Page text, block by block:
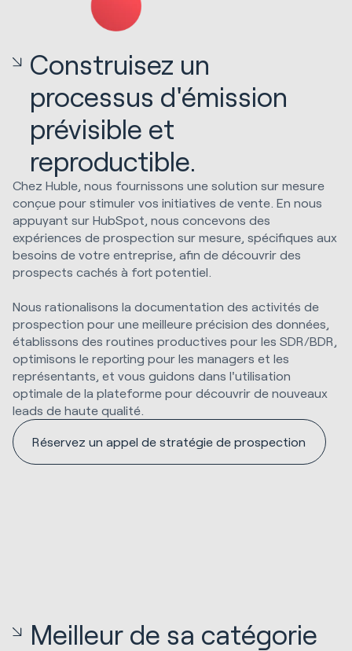
Construisez un
processus d'émission
prévisible et
reproductible.
Chez Huble, nous fournissons une solution sur mesure
conçue pour stimuler vos initiatives de vente. En nous
appuyant sur HubSpot, nous concevons des
expériences de prospection sur mesure, spécifiques aux
besoins de votre entreprise, afin de découvrir des
prospects cachés à fort potentiel.
Nous rationalisons la documentation des activités de
prospection pour une meilleure précision des données,
établissons des routines productives pour les SDR/BDR,
optimisons le reporting pour les managers et les
représentants, et vous guidons dans l'utilisation
optimale de la plateforme pour découvrir de nouveaux
leads de haute qualité.
Réservez un appel de stratégie de prospection
Meilleur de sa catégorie